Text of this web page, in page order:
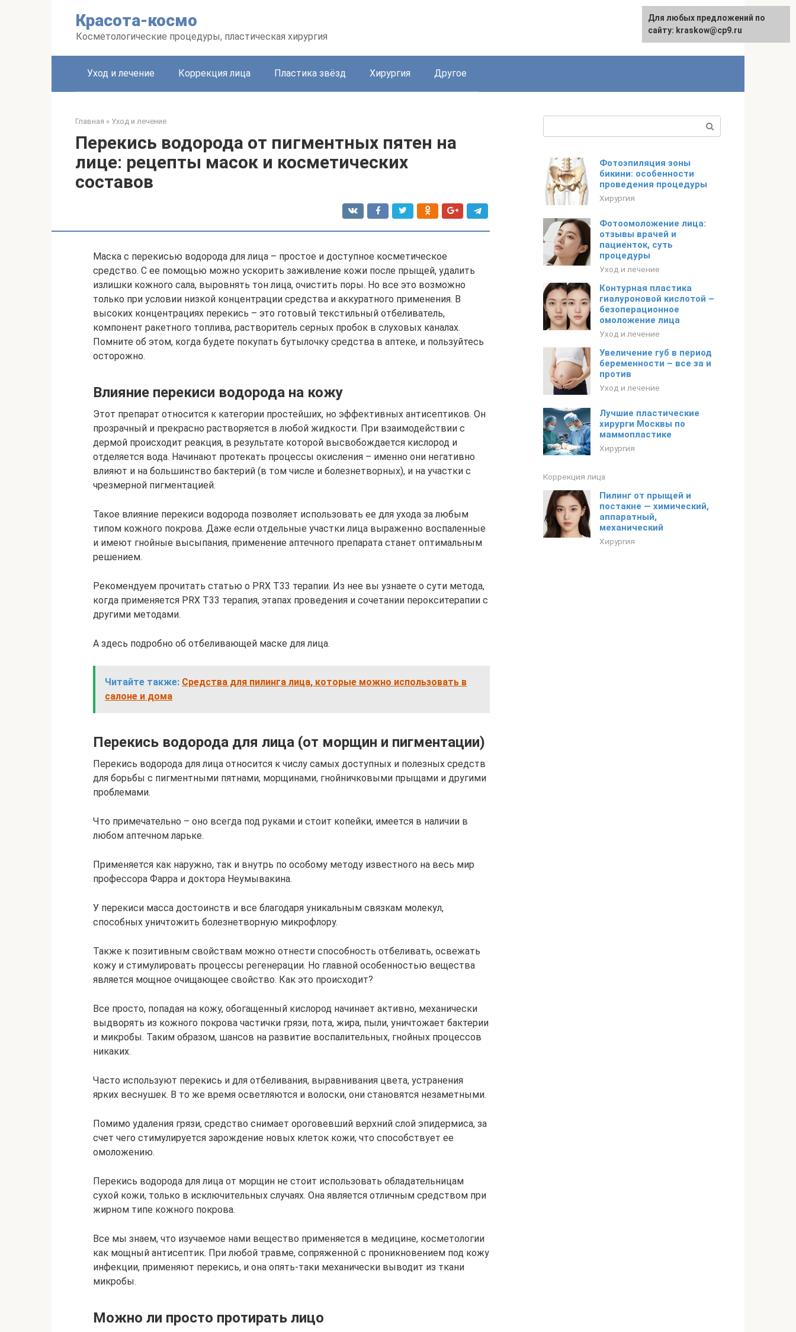
Красота-космо
Косметологические процедуры, пластическая хирургия
Уход и лечение Коррекция лица Пластика звёзд Хирургия Другое
Главная » Уход и лечение
Перекись водорода от пигментных пятен на
лице: рецепты масок и косметических
составов
Маска с перекисью водорода для лица – простое и доступное косметическое
средство. С ее помощью можно ускорить заживление кожи после прыщей, удалить
излишки кожного сала, выровнять тон лица, очистить поры. Но все это возможно
только при условии низкой концентрации средства и аккуратного применения. В
высоких концентрациях перекись – это готовый текстильный отбеливатель,
компонент ракетного топлива, растворитель серных пробок в слуховых каналах.
Помните об этом, когда будете покупать бутылочку средства в аптеке, и пользуйтесь
осторожно.
Влияние перекиси водорода на кожу
Этот препарат относится к категории простейших, но эффективных антисептиков. Он
прозрачный и прекрасно растворяется в любой жидкости. При взаимодействии с
дермой происходит реакция, в результате которой высвобождается кислород и
отделяется вода. Начинают протекать процессы окисления – именно они негативно
влияют и на большинство бактерий (в том числе и болезнетворных), и на участки с
чрезмерной пигментацией.
Такое влияние перекиси водорода позволяет использовать ее для ухода за любым
типом кожного покрова. Даже если отдельные участки лица выраженно воспаленные
и имеют гнойные высыпания, применение аптечного препарата станет оптимальным
решением.
Рекомендуем прочитать статью о PRX T33 терапии. Из нее вы узнаете о сути метода,
когда применяется PRX T33 терапия, этапах проведения и сочетании перокситерапии с
другими методами.
А здесь подробно об отбеливающей маске для лица.
Читайте также: Средства для пилинга лица, которые можно использовать в
салоне и дома
Перекись водорода для лица (от морщин и пигментации)
Перекись водорода для лица относится к числу самых доступных и полезных средств
для борьбы с пигментными пятнами, морщинами, гнойничковыми прыщами и другими
проблемами.
Что примечательно – оно всегда под руками и стоит копейки, имеется в наличии в
любом аптечном ларьке.
Применяется как наружно, так и внутрь по особому методу известного на весь мир
профессора Фарра и доктора Неумывакина.
У перекиси масса достоинств и все благодаря уникальным связкам молекул,
способных уничтожить болезнетворную микрофлору.
Также к позитивным свойствам можно отнести способность отбеливать, освежать
кожу и стимулировать процессы регенерации. Но главной особенностью вещества
является мощное очищающее свойство. Как это происходит?
Все просто, попадая на кожу, обогащенный кислород начинает активно, механически
выдворять из кожного покрова частички грязи, пота, жира, пыли, уничтожает бактерии
и микробы. Таким образом, шансов на развитие воспалительных, гнойных процессов
никаких.
Часто используют перекись и для отбеливания, выравнивания цвета, устранения
ярких веснушек. В то же время осветляются и волоски, они становятся незаметными.
Помимо удаления грязи, средство снимает ороговевший верхний слой эпидермиса, за
счет чего стимулируется зарождение новых клеток кожи, что способствует ее
омоложению.
Перекись водорода для лица от морщин не стоит использовать обладательницам
сухой кожи, только в исключительных случаях. Она является отличным средством при
жирном типе кожного покрова.
Все мы знаем, что изучаемое нами вещество применяется в медицине, косметологии
как мощный антисептик. При любой травме, сопряженной с проникновением под кожу
инфекции, применяют перекись, и она опять-таки механически выводит из ткани
микробы.
Можно ли просто протирать лицо
Фотоэпиляция зоны
бикини: особенности
проведения процедуры
Хирургия
Фотоомоложение лица:
отзывы врачей и
пациенток, суть
процедуры
Уход и лечение
Контурная пластика
гиалуроновой кислотой –
безоперационное
омоложение лица
Уход и лечение
Увеличение губ в период
беременности – все за и
против
Уход и лечение
Лучшие пластические
хирурги Москвы по
маммопластике
Хирургия
Коррекция лица
Пилинг от прыщей и
постакне — химический,
аппаратный,
механический
Хирургия
Для любых предложений по
сайту: kraskow@cp9.ru